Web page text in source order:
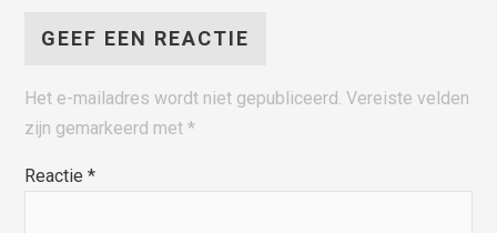
GEEF EEN REACTIE
Het e-mailadres wordt niet gepubliceerd. Vereiste velden
zijn gemarkeerd met*
Reactie*